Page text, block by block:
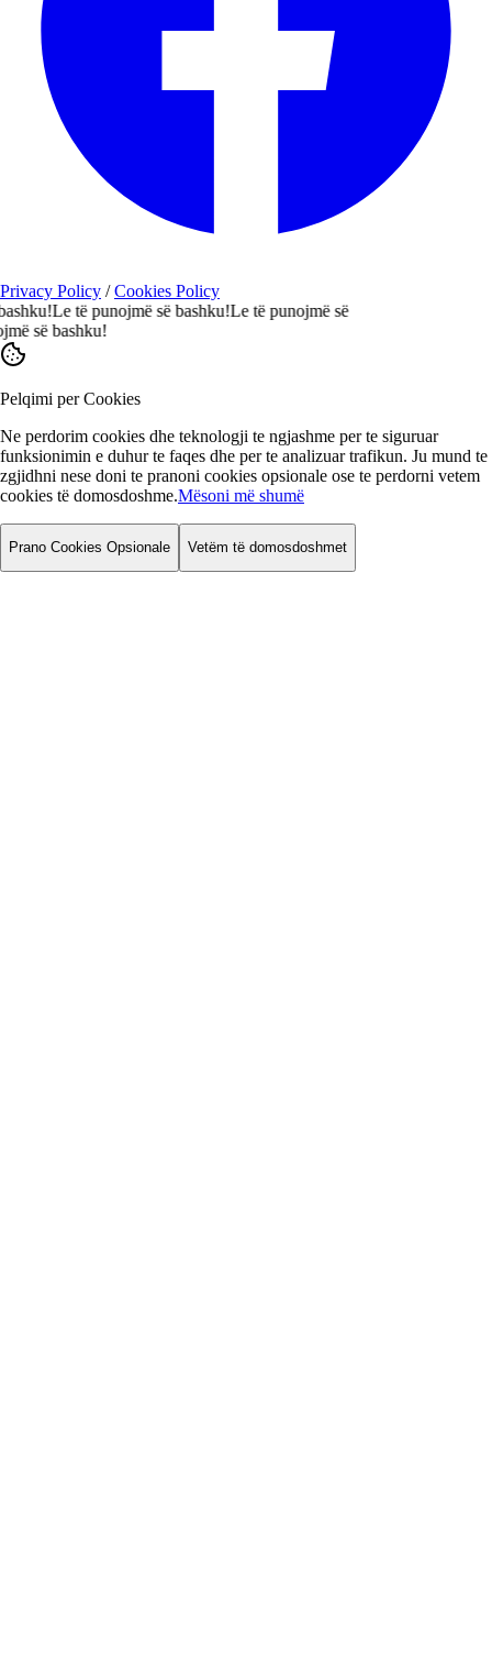
Privacy Policy /Cookies Policy
Le të punojmë së bashku!Le të punojmë së
së bashku!
Pelqimi per Cookies
Ne perdorim cookies dhe teknologji te ngjashme per te siguruar
funksionimin e duhur te faqes dhe per te analizuar trafikun. Ju mund te
zgjidhni nese doni te pranoni cookies opsionale ose te perdorni vetem
cookies të domosdoshme.Mësoni më shumë
Prano Cookies Opsionale Vetëm të domosdoshmet